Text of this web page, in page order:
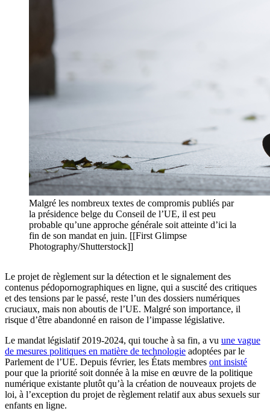
Malgré les nombreux textes de compromis publiés par
la présidence belge du Conseil de l’UE, il est peu
probable qu’une approche générale soit atteinte d’ici la
fin de son mandat en juin. [[First Glimpse
Photography/Shutterstock]]
Le projet de règlement sur la détection et le signalement des
contenus pédopornographiques en ligne, qui a suscité des critiques
et des tensions par le passé, reste l’un des dossiers numériques
cruciaux, mais non aboutis de l’UE. Malgré son importance, il
risque d’être abandonné en raison de l’impasse législative.
Le mandat législatif 2019-2024, qui touche à sa fin, a vu une vague
de mesures politiques en matière de technologie adoptées par le
Parlement de l’UE. Depuis février, les États membres ont insisté
pour que la priorité soit donnée à la mise en œuvre de la politique
numérique existante plutôt qu’à la création de nouveaux projets de
loi, à l’exception du projet de règlement relatif aux abus sexuels sur
enfants en ligne.